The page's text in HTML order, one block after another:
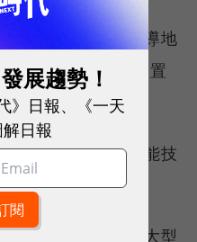
水泥製造上有領導地
澳及花蓮水泥廠建置
儲能案場。
頭，同時涵蓋儲能技
畫。
著重於能源管理和大型
展趨勢！
》日報、《一天
日報